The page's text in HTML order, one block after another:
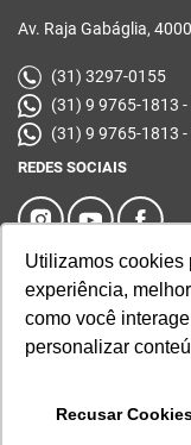
Utilizamos cookies
experiência,
como você
personalizar
Recusar
Av. Raja Gabáglia,
(31) 3297-0155
(31) 9 9765-1813 -
(31) 9 9765-1813 -
REDES SOCIAIS
© 2026 | Investbens |